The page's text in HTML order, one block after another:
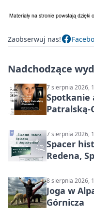
Zaobserwuj nas!
Nadchodzące
7 sierpnia 2026,
Spotkanie
Patralską-
7 sierpnia 2026,
Spacer
Redena,
8 sierpnia 2026,
Joga w
Górnicza